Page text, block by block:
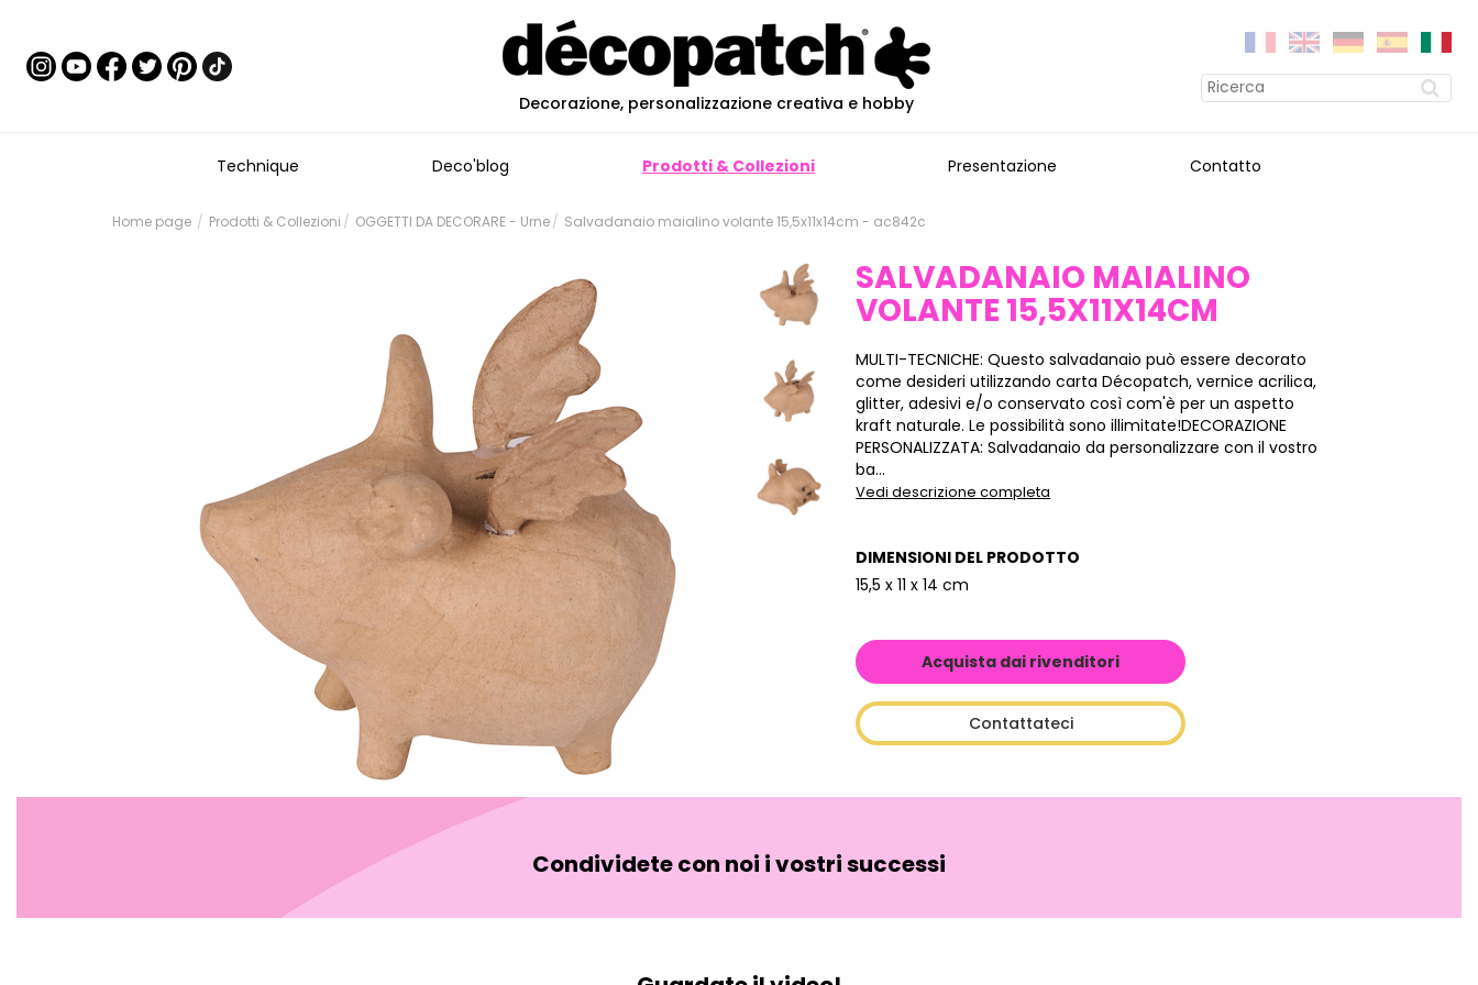
Decorazione, personalizzazione creativa e hobby
Technique Deco'blog Prodotti & Collezioni Presentazione Contatto
Home page Prodotti & Collezioni OGGETTI DA DECORARE - Urne Salvadanaio maialino volante 15,5x11x14cm - ac842c
SALVADANAIO MAIALINO
VOLANTE 15,5X11X14CM
MULTI-TECNICHE: Questo salvadanaio può essere decorato
come desideri utilizzando carta Décopatch, vernice acrilica,
glitter, adesivi e/o conservato così com'è per un aspetto
kraft naturale. Le possibilità sono illimitate!DECORAZIONE
PERSONALIZZATA: Salvadanaio da personalizzare con il vostro
ba...
Vedi descrizione completa
DIMENSIONI DEL PRODOTTO
15,5 x 11 x 14 cm
Acquista dai rivenditori
Contattateci
Condividete con noi i vostri successi